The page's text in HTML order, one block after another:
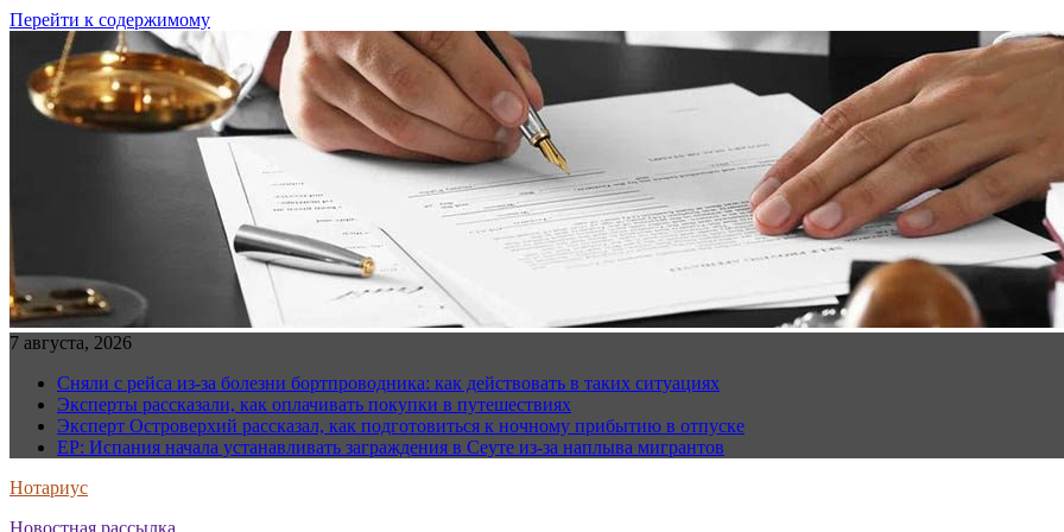
Перейти к содержимому
7 августа, 2026
Сняли с рейса из-за болезни бортпроводника: как действовать в таких ситуациях
Эксперты рассказали, как оплачивать покупки в путешествиях
Эксперт Островерхий рассказал, как подготовиться к ночному прибытию в отпуске
EP: Испания начала устанавливать заграждения в Сеуте из-за наплыва мигрантов
Нотариус
Новостная рассылка